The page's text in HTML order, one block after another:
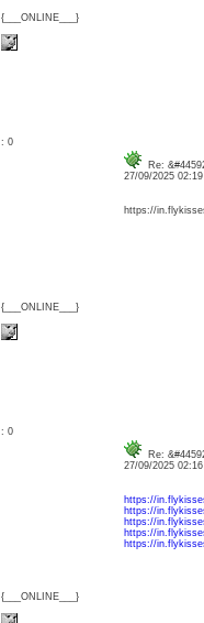
{___ONLINE___}
: 0
{___ONLINE___}
Re:
27/09/2025
https://
: 0
{___ONLINE___}
Re:
27/09/2025
https://
https://
https://
https://
https://